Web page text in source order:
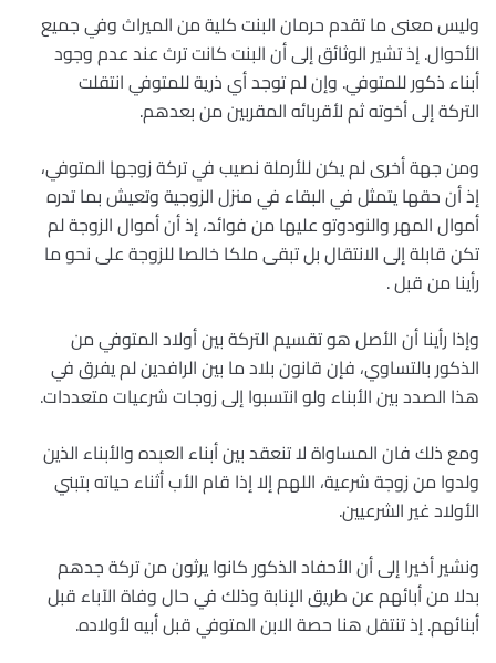
وليس معنى ما تقدم حرمان البنت كلية من الميراث وفي جميع
الأحوال. إذ تشير الوثائق إلى أن البنت كانت ترث عند عدم وجود
أبناء ذكور للمتوفي. وإن لم توجد أي ذرية للمتوفي انتقلت
التركة إلى أخوته ثم لأقربائه المقربين من بعدهم.
ومن جهة أخرى لم يكن للأرملة نصيب في تركة زوجها المتوفي،
إذ أن حقها يتمثل في البقاء في منزل الزوجية وتعيش بما تدره
أموال المهر والنودوتو عليها من فوائد، إذ أن أموال الزوجة لم
تكن قابلة إلى الانتقال بل تبقى ملكا خالصا للزوجة على نحو ما
رأينا من قبل .
وإذا رأينا أن الأصل هو تقسيم التركة بين أولاد المتوفي من
الذكور بالتساوي، فإن قانون بلاد ما بين الرافدين لم يفرق في
هذا الصدد بين الأبناء ولو انتسبوا إلى زوجات شرعيات متعددات.
ومع ذلك فان المساواة لا تنعقد بين أبناء العبده والأبناء الذين
ولدوا من زوجة شرعية، اللهم إلا إذا قام الأب أثناء حياته بتبني
الأولاد غير الشرعيين.
ونشير أخيرا إلى أن الأحفاد الذكور كانوا يرثون من تركة جدهم
بدلا من أبائهم عن طريق الإنابة وذلك في حال وفاة الآباء قبل
أبنائهم. إذ تنتقل هنا حصة الابن المتوفي قبل أبيه لأولاده.